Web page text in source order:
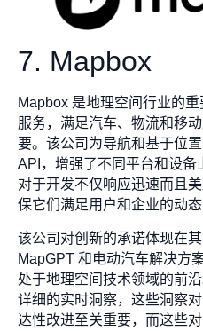
7. Mapbox
Mapbox 是地理空间行业的
服务，满足汽车、物流和移
要。该公司为导航和基于位
API，增强了不同平台和设
对于开发不仅响应迅速而且
保它们满足用户和企业的动态
该公司对创新的承诺体现在
MapGPT 和电动汽车解决方
处于地理空间技术领域的前
详细的实时洞察，这些洞察
达性改进至关重要，而这些